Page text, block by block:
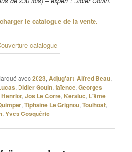
le catalogue de la vente.
avec2023,Adjug'art,Alfred Beau,
, Didier Gouin,faïence,Georges
Henriot,Jos Le Corre, Keraluc, L'âme
,Tiphaine Le Grignou,Toulhoat,
,Yves Cosquéric